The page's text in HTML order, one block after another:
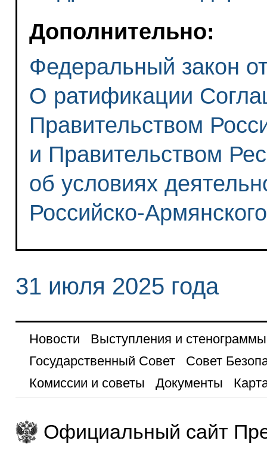
Дополнительно:
Федеральный закон
О ратификации
Правительством
и Правительством
об условиях
Российско-
31 июля 2025 года
Новости
Выступления и стенограммы
Государственный Совет
Совет
Комиссии и советы
Документы
Официальный сайт